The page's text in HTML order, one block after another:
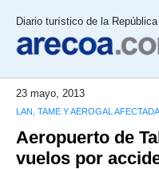
Diario turístico de la
23 mayo, 2013
LAN, TAME Y AEROGAL
Aeropuerto de
vuelos por